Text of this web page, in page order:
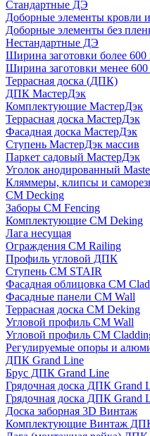
Стандартные ДЭ
Доборные элементы кровли
Доборные элементы без
Нестандартные ДЭ
Ширина заготовки более
Ширина заготовки менее
Террасная доска (ДПК)
ДПК МастерДэк
Комплектующие МастерДэк
Террасная доска МастерДэк
Фасадная доска МастерДэк
Ступень МастерДэк массив
Паркет садовый МастерДэк
Уголок анодированный
Кляммеры, клипсы и
CM Decking
Заборы CM Fencing
Комплектующие CM Deking
Лага несущая
Ограждения CM Railing
Профиль угловой ДПК
Ступень CM STAIR
Фасадная облицовка CM
Фасадные панели CM Wall
Террасная доска CM Deking
Угловой профиль CM Wall
Угловой профиль CM
Регулируемые опоры и
ДПК Grand Line
Брус ДПК Grand Line
Грядочная доска ДПК Grand
Грядочная доска ДПК Grand
Доска заборная 3D Винтаж
Комплектующие Винтаж